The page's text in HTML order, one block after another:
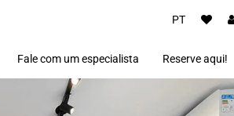
PT
Fale com um especialista Reserve aqui!